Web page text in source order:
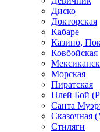
Диско
Докторская
Кабаре
Казино,
Ковбойская
Морская
Пиратская
Плей Бой
Санта
Сказочная
Стиляги